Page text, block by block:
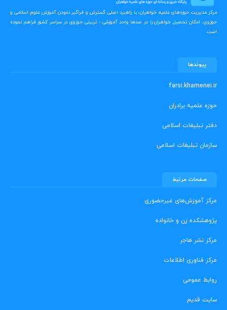
مرکز مدیریت حوزه‌های علمیه خواهران، با راهبرد اصلی گسترش و فراگیر نمودن آموزش علوم اسلامی و
حوزوی، امکان تحصیل خواهران را در صدها واحد آموزشی - تربیتی حوزوی در سراسر کشور فراهم نموده
است.
پیوندها
farsi.khamenei.ir
حوزه علمیه برادران
دفتر تبلیغات اسلامی
سازمان تبلیغات اسلامی
صفحات مرتبط
مرکز آموزش‌های غیرحضوری
پژوهشکده زن و خانواده
مرکز نشر هاجر
مرکز فناوری اطلاعات
روابط عمومی
سایت قدیم